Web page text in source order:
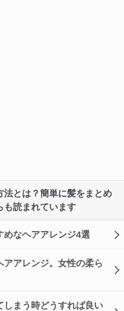
法とは？簡単に髪をまとめ
も読まれています
めなヘアアレンジ4選
アレンジ。女性の柔ら
しまう時どうすれば良い